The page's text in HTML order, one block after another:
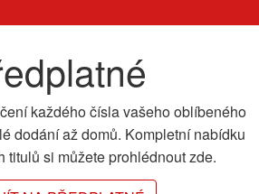
každého čísla vašeho oblíbeného
dodání až domů. Kompletní nabídku
titulů si můžete prohlédnout zde.